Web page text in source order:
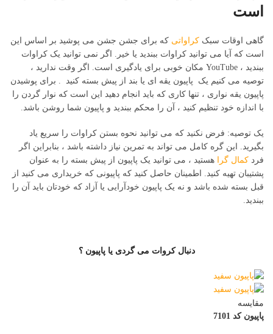
است
گاهی اوقات سبک کراواتی که برای جشن جشن می پوشید بر اساس این
است که آیا می توانید کراوات ببندید یا خیر. اگر نمی توانید یک کراوات
ببندید ، YouTube مکان خوبی برای یادگیری است. اگر وقت ندارید ،
توصیه می کنیم یک پاپیون یقه ای یا بند از پیش بسته کنید . برای پوشیدن
پاپیون یقه نواری ، تنها کاری که باید انجام دهید این است که نوار گردن را
با اندازه خود تنظیم کنید ، آن را محکم ببندید و پاپیون شما روشن باشد.
یک توصیه: فرض نکنید که می توانید نحوه بستن کراوات را سریع یاد
بگیرید. این گره کامل می تواند به تمرین نیاز داشته باشد ، بنابراین اگر
فرد کمال گرا
هستید ، می توانید یک پاپیون از پیش بسته را به عنوان
پشتیبان تهیه کنید. اطمینان حاصل کنید که پاپیونی که خریداری می کنید از
قبل بسته شده باشد و نه یک پاپیون خودآرایی یا آزاد که خودتان باید آن را
ببندید.
دنبال کروات می گردی یا پاپیون ؟
مقایسه
پاپیون کد 7101